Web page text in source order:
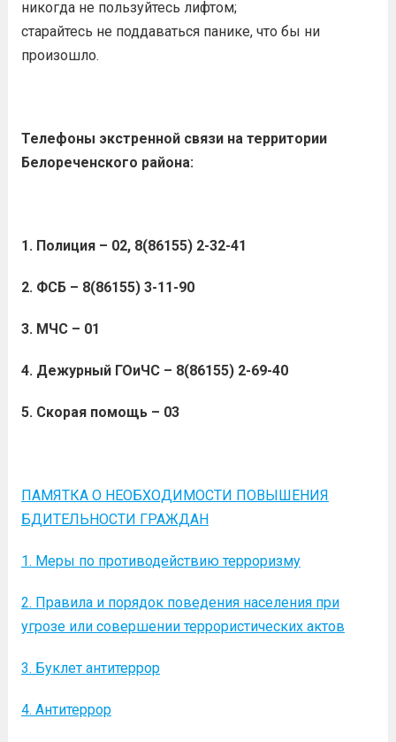
никогда не пользуйтесь лифтом;
старайтесь не поддаваться панике, что бы ни
произошло.
Телефоны экстренной связи на территории
Белореченского района:
1. Полиция – 02, 8(86155) 2-32-41
2. ФСБ – 8(86155) 3-11-90
3. МЧС – 01
4. Дежурный ГОиЧС – 8(86155) 2-69-40
5. Скорая помощь – 03
ПАМЯТКА О НЕОБХОДИМОСТИ ПОВЫШЕНИЯ
БДИТЕЛЬНОСТИ ГРАЖДАН
1. Меры по противодействию терроризму
2. Правила и порядок поведения населения при
угрозе или совершении террористических актов
3. Буклет антитеррор
4. Антитеррор